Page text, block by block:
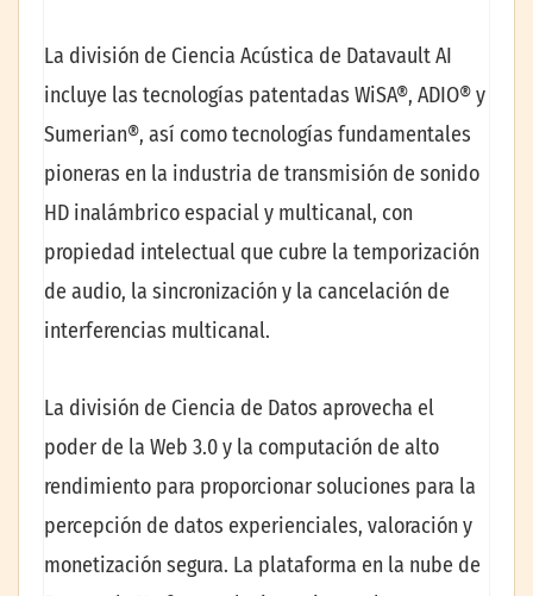
La división de Ciencia Acústica de Datavault AI
incluye las tecnologías patentadas WiSA®, ADIO® y
Sumerian®, así como tecnologías fundamentales
pioneras en la industria de transmisión de sonido
HD inalámbrico espacial y multicanal, con
propiedad intelectual que cubre la temporización
de audio, la sincronización y la cancelación de
interferencias multicanal.
La división de Ciencia de Datos aprovecha el
poder de la Web 3.0 y la computación de alto
rendimiento para proporcionar soluciones para la
percepción de datos experienciales, valoración y
monetización segura. La plataforma en la nube de